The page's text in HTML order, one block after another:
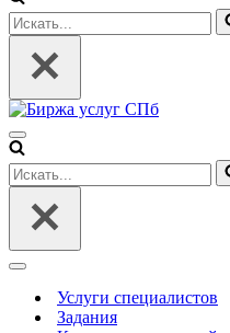
Искать...
Меню
навигации
Искать...
Меню
навигацииУслуги специалистов
Задания